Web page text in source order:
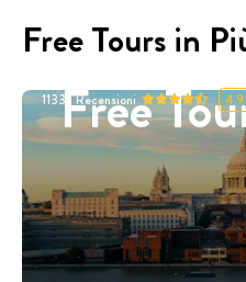
Free Tours in
Free
11332Recensioni 4.91